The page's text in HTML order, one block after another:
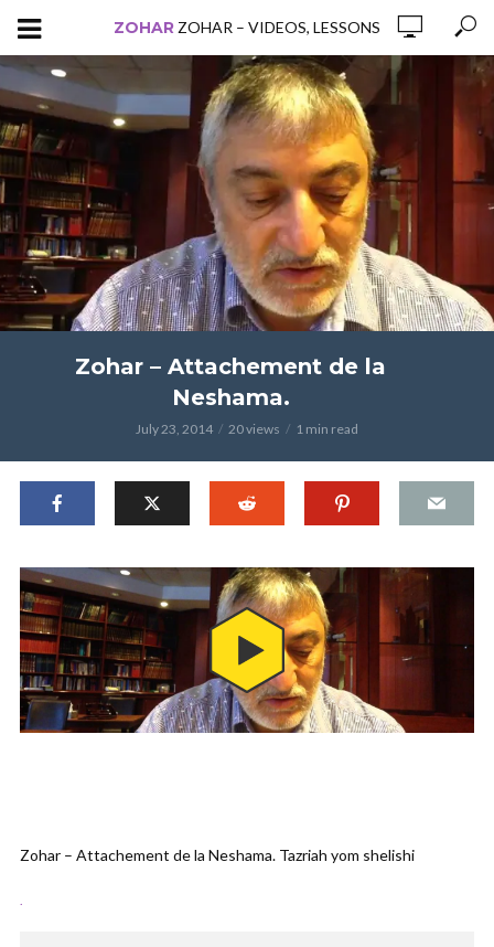
ZOHAR ZOHAR – VIDEOS, LESSONS
Zohar – Attachement de la
Neshama.
July 23, 2014 20 views 1 min read
Zohar – Attachement de la Neshama. Tazriah yom shelishi